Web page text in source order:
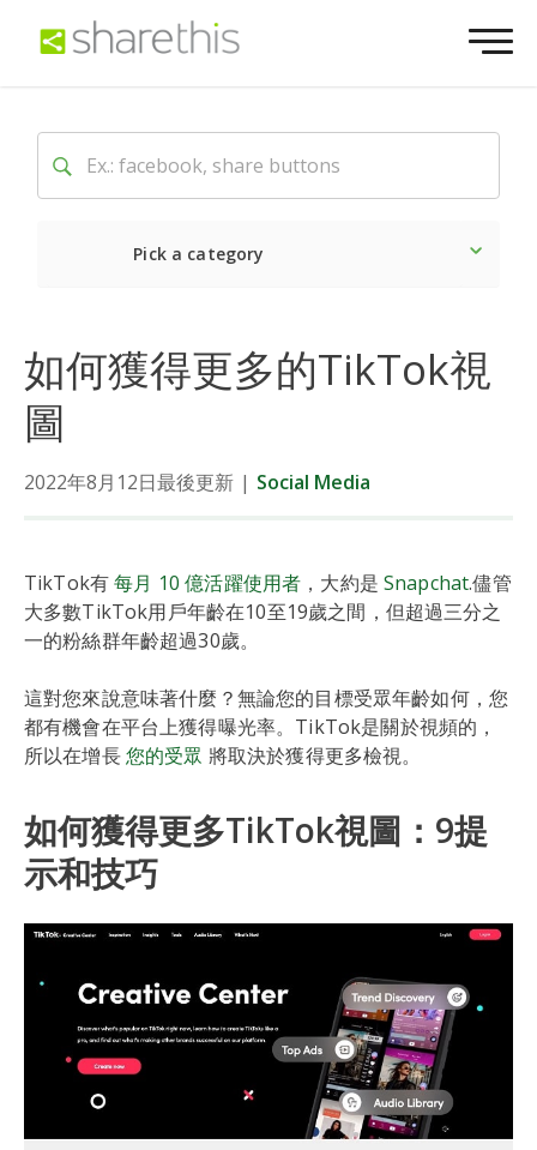
Pick a category
如何獲得更多的TikTok視
圖
2022年8月12日最後更新 | Social Media
TikTok有每月 10 億活躍使用者 ，大約是Snapchat.儘管
大多數TikTok用戶年齡在10至19歲之間，但超過三分之
一的粉絲群年齡超過30歲。
這對您來說意味著什麼？無論您的目標受眾年齡如何，您
都有機會在平台上獲得曝光率。TikTok是關於視頻的，
所以在增長您的受眾 將取決於獲得更多檢視。
如何獲得更多TikTok視圖：9提
示和技巧